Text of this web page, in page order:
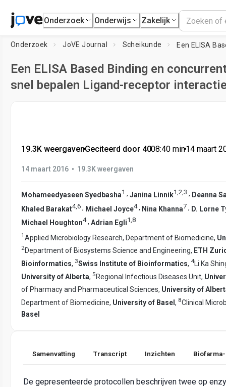
Onderzoek Onderwijs Zakelijk
Onderzoek JoVE Journal Scheikunde
Een ELISA Based Binding en
snel bepalen Ligand-receptor
19.3K weergaven•Geciteerd door 40•08:40 min•14 maart
14 maart 2016 • 19.3K weergaven
Mohameedyaseen Syedbasha1 , Janina Linnik1,2,3 , Deanna
Khaled Barakat4,6 , Michael Joyce4, Nina Khanna7 , D. Lorne
Michael Houghton4, Adrian Egli1,8
1 Applied Microbiology Research, Department of Biomedicine,
2Department of Biosystems Science and Engineering, ETH
Bioinformatics, 3Swiss Institute of Bioinformatics, 4 Li Ka
University of Alberta, 5Regional Infectious Diseases Unit,
of Pharmacy and Pharmaceutical Sciences, University of
Department of Biomedicine, University of Basel , 8Clinical
Basel
Samenvatting Transcript Inzichten
De gepresenteerde protocollen beschrijven twee op